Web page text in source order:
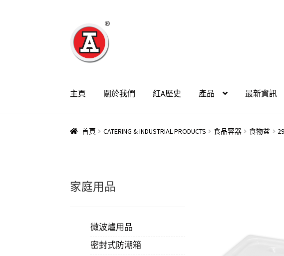
至
導
至
主
容
主頁 關於我們 紅A歷史 產品 最新資訊
首頁 CATERING & INDUSTRIAL PRODUCTS 食品容器 食物盆
家庭用品
微波爐用品
密封式防潮箱